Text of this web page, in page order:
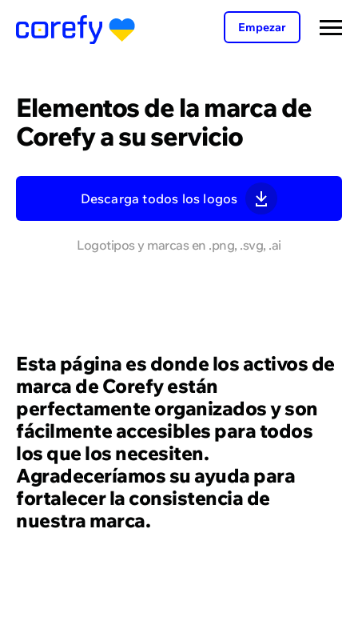
Empezar
Elementos de la marca de
Corefy a su servicio
Descarga todos los logos
Logotipos y marcas en .png, .svg, .ai
Esta página es donde los activos de
marca de Corefy están
perfectamente organizados y son
fácilmente accesibles para todos
los que los necesiten.
Agradeceríamos su ayuda para
fortalecer la consistencia de
nuestra marca.